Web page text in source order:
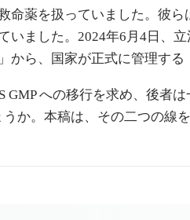
命薬を扱っていました。彼
いました。2024年6月4日、
ら、国家が正式に管理する
への移行を求め、後者
か。本稿は、その二つの線を